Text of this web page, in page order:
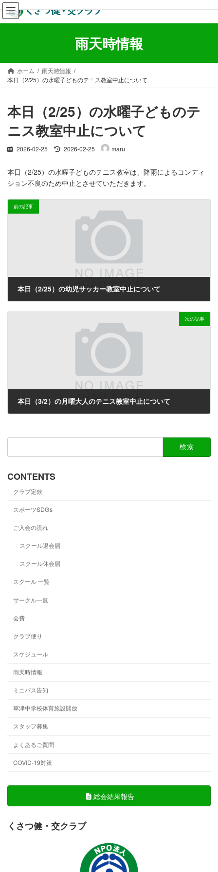
コ
ン
テ
ス
ナ
ビ
ゲ
ン
雨天時情報
ホーム
雨天時情報
本日（2/25）の水曜子どものテニス教室中止について
本日（2/25）の水曜子どものテ
ニス教室中止について
2026-02-25
最
新
日
2026-02-25 maru
本日（2/25）の水曜子どものテニス教室は、降雨によるコンディ
ション不良のため中止とさせていただきます。
前の記事
本日（2/25）の幼児サッカー教室中止について
次の記事
本日（3/2）の月曜大人のテニス教室中止について
検
CONTENTS
クラブ定款
スポーツSDGs
ご入会の流れ
スクール退会届
スクール休会届
スクール 一覧
サークル一覧
会費
クラブ便り
スケジュール
雨天時情報
ミニバス告知
草津中学校体育施設開放
スタッフ募集
よくあるご質問
COVID-19対策
総会結果報告
くさつ健・交クラブ